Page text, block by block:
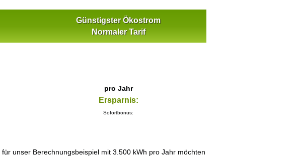
Günstigster Ökostrom
Normaler Tarif
pro Jahr
Ersparnis:
Sofortbonus:
für unser Berechnungsbeispiel mit 3.500 kWh pro Jahr möchten